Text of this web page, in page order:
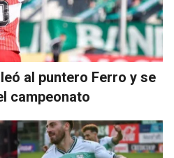
al puntero Ferro y se
campeonato